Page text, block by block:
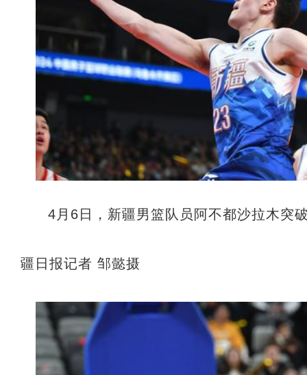
4月6日，新疆男篮队员阿不都沙拉木突
疆日报记者 邹懿摄